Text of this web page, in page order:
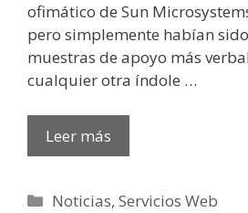
ofimático de Sun
pero simplemente habían
muestras de apoyo más
cualquier otra índole …
Leer más
Categorías
Noticias,Servicios Web